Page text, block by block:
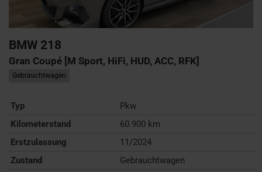
BMW 218
Gran Coupé [M Sport, HiFi, HUD, ACC, RFK]
Gebrauchtwagen
Typ
Pkw
Kilometerstand
60.900 km
Erstzulassung
11/2024
Zustand
Gebrauchtwagen